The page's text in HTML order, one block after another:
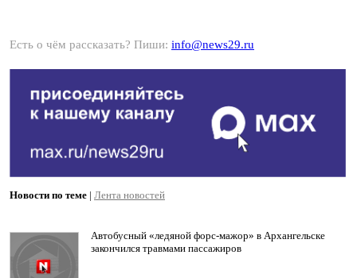
Есть о чём рассказать? Пиши: info@news29.ru
Новости по теме | Лента новостей
Автобусный «ледяной форс-мажор» в Архангельске
закончился травмами пассажиров